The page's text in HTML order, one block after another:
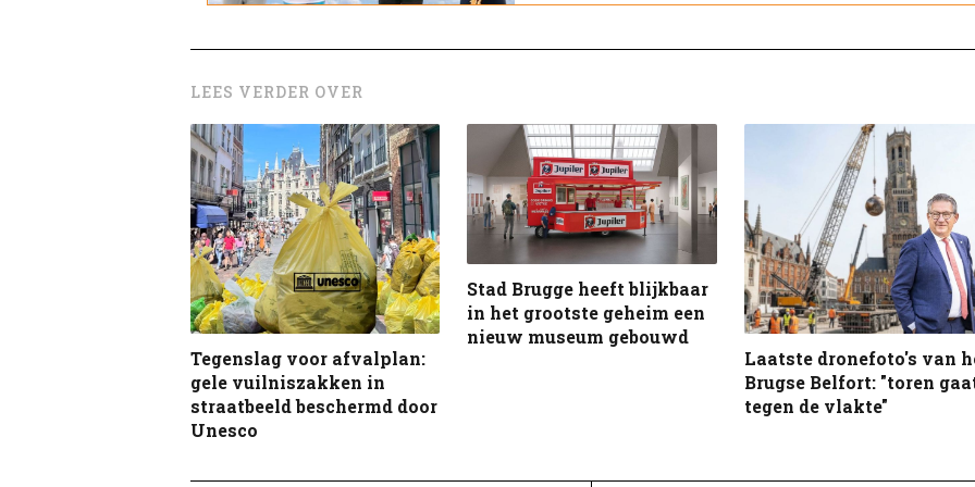
LEES VERDER OVER
Tegenslag voor afvalplan:
gele vuilniszakken in
straatbeeld beschermd door
Unesco
Stad Brugge heeft blijkbaar
in het grootste geheim een
nieuw museum gebouwd
Laatste dronefoto's van
Brugse Belfort: "toren
tegen de vlakte"